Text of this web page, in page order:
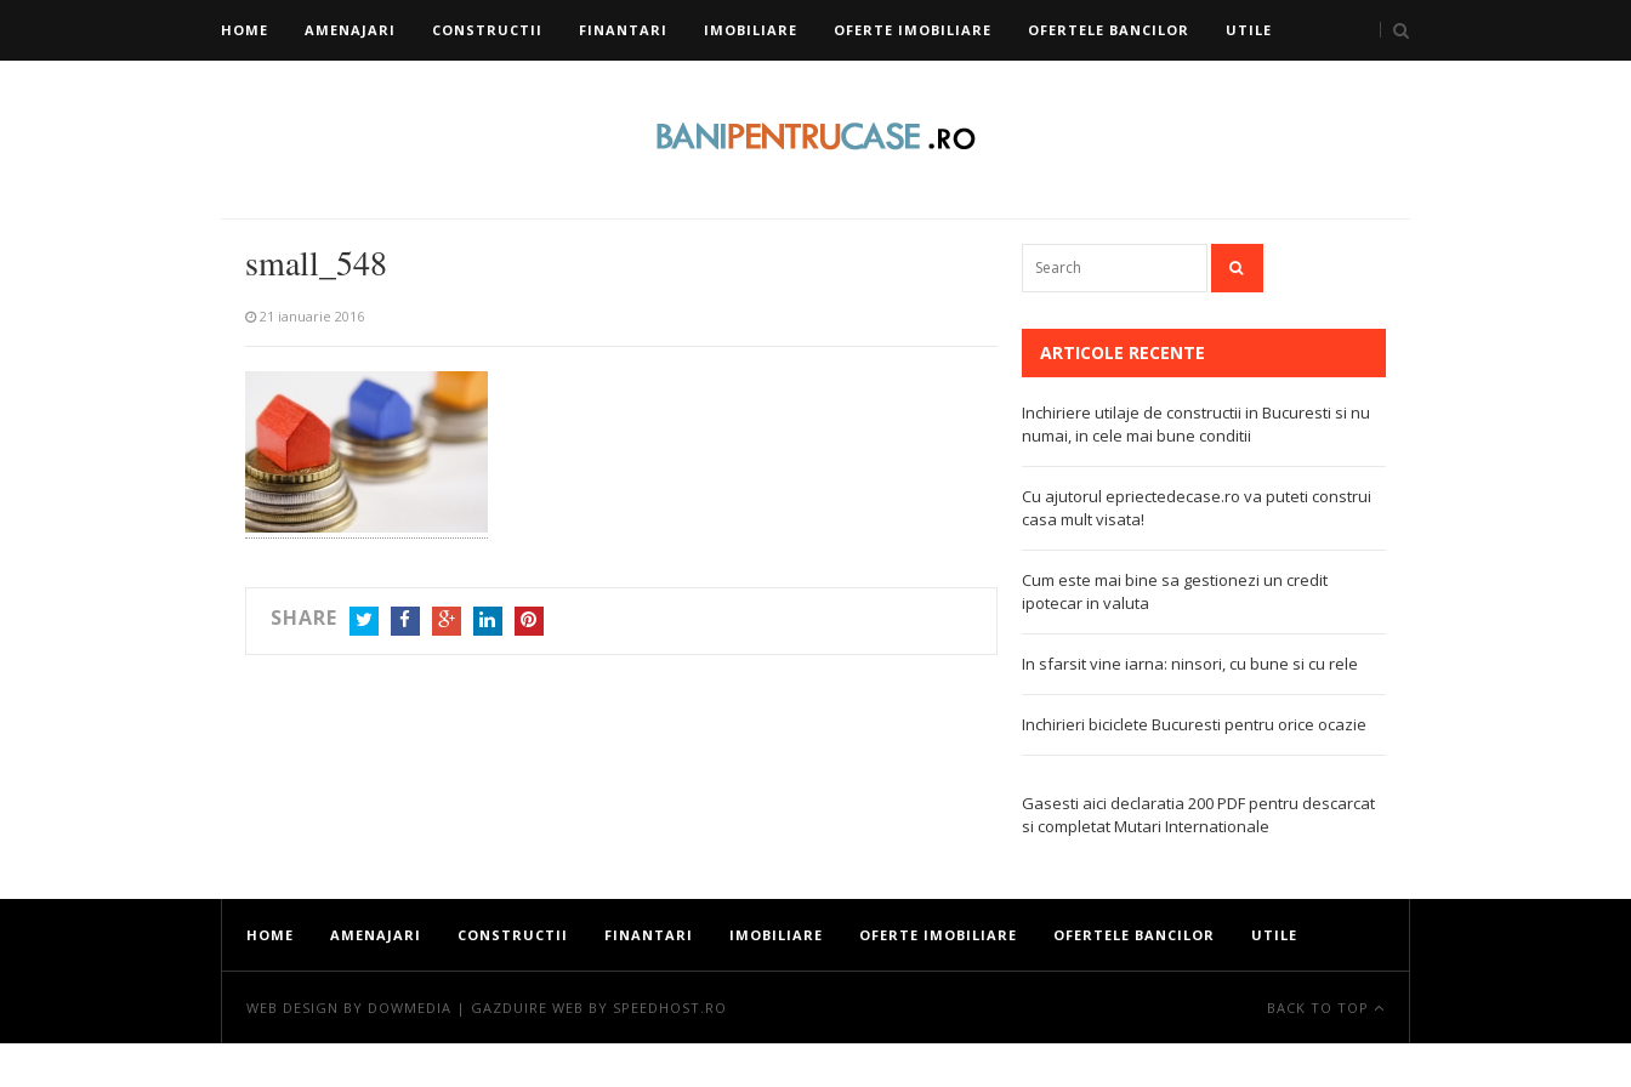
HOME AMENAJARI CONSTRUCTII FINANTARI IMOBILIARE OFERTE IMOBILIARE OFERTELE BANCILOR UTILE
small_548
21 ianuarie 2016
SHARE
ARTICOLE RECENTE
Inchiriere utilaje de constructii in Bucuresti si nu
numai, in cele mai bune conditii
Cu ajutorul epriectedecase.ro va puteti construi
casa mult visata!
Cum este mai bine sa gestionezi un credit
ipotecar in valuta
In sfarsit vine iarna: ninsori, cu bune si cu rele
Inchirieri biciclete Bucuresti pentru orice ocazie
Gasesti aici declaratia 200 PDFpentru descarcat
si completatMutari Internationale
HOME AMENAJARI CONSTRUCTII FINANTARI IMOBILIARE OFERTE IMOBILIARE OFERTELE BANCILOR UTILE
WEB DESIGN BY DOWMEDIA | GAZDUIRE WEB BY SPEEDHOST.RO BACK TO TOP